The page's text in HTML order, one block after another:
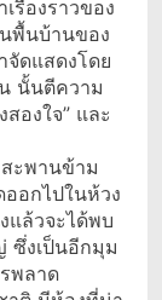
รื่องราวของ
พื้นบ้านของ
จัดแสดงโดย
นั้นตีความ
องใจ” และ
สะพานข้าม
อกไปในห้วง
แล้วจะได้พบ
ซึ่งเป็นอีกมุม
พลาด